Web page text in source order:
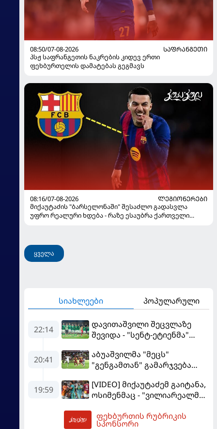
08:50/07-08-2026
ᲡᲐᲤᲠᲐᲜᲒᲔᲗᲘ
პსჟ საფრანგეთის ნაკრების კიდევ ერთი
ფეხბურთელის დამატებას გეგმავს
08:16/07-08-2026
ᲚᲔᲒᲘᲝᲜᲔᲠᲔᲑᲘ
მიქაუტაძის "ბარსელონაში" შესაძლო გადასვლა
უფრო რეალური ხდება - რაზე ესაუბრა ქართველი
ყველა
სიახლეები პოპულარული
22:14
დავითაშვილი შეცვლაზე
შევიდა - "სენტ-ეტიენმა"
20:41
აბუაშვილმა "მეცს"
"გენგამთან" გამარჯვება
19:59
[VIDEO] მიქაუტაძემ გაიტანა,
ოსიმენმაც - "ვილიარეალმა"
"გალათასარაის" მოუგო
ფეხბურთის რუბრიკის
სპონსორი